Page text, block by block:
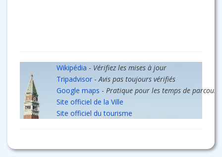
Wikipédia - Vérifiez les mises à jour
Tripadvisor- Avis pas toujours vérifiés
Google maps - Pratique pour les temps de parcours
Site officiel de la Ville
Site officiel du tourisme